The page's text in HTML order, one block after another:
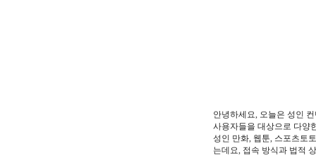
안녕하세요, 오늘은 성인
사용자들을 대상으로 다양
성인 만화, 웹툰, 스포츠토
는데요, 접속 방식과 법적